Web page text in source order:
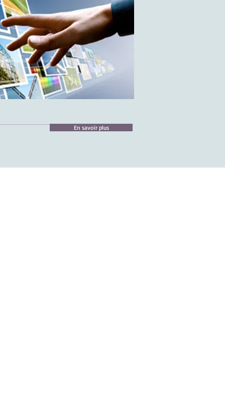
En savoir plus